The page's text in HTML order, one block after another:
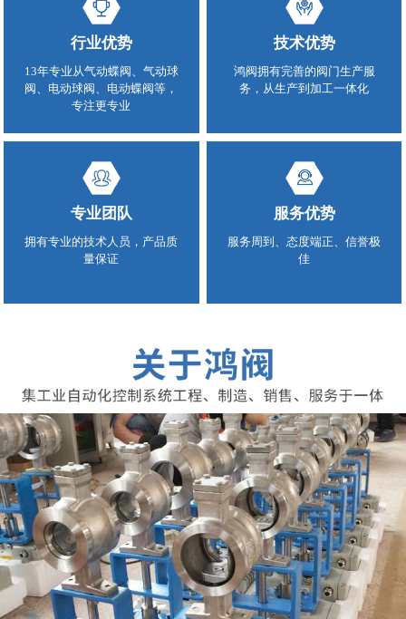
行业优势
13年专业从气动蝶阀、气动球
阀、电动球阀、电动蝶阀等，
专注更专业
技术优势
鸿阀拥有完善的阀门生产服
务，从生产到加工一体化
专业团队
拥有专业的技术人员，产品质
量保证
服务优势
服务周到、态度端正、信誉极
佳